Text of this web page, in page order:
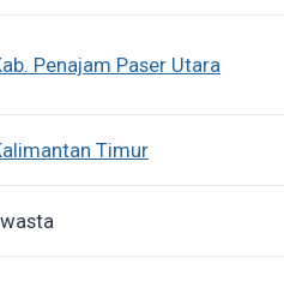
Penajam Paser Utara
Timur